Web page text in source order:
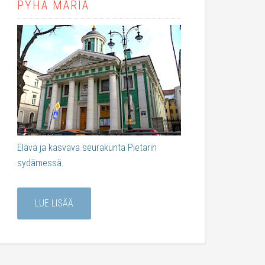
PYHÄ MARIA
Elävä ja kasvava seurakunta Pietarin
sydämessä.
LUE LISÄÄ